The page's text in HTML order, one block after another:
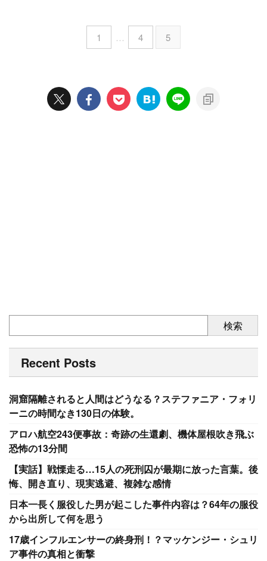
1 … 4 5
検索
Recent Posts
洞窟隔離されると人間はどうなる？ステファニア・フォリ
ーニの時間なき130日の体験。
アロハ航空243便事故：奇跡の生還劇、機体屋根吹き飛ぶ
恐怖の13分間
【実話】戦慄走る…15人の死刑囚が最期に放った言葉。後
悔、開き直り、現実逃避、複雑な感情
日本一長く服役した男が起こした事件内容は？64年の服役
から出所して何を思う
17歳インフルエンサーの終身刑！？マッケンジー・シュリ
ア事件の真相と衝撃